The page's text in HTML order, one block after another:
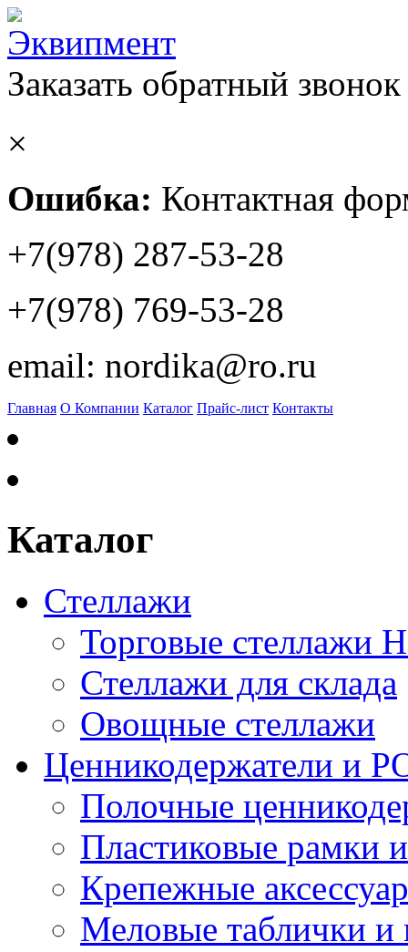
Заказать обратный звонок
×
Ошибка: Контактная
+7(978) 287-53-28
+7(978) 769-53-28
email: nordika@ro.ru
Главная О Компании Каталог Прайс-лист Контакты
Каталог
Стеллажи
Торговые стеллажи
Стеллажи для склада
Овощные стеллажи
Ценникодержатели и
Полочные
Пластиковые рамки
Крепежные
Меловые таблички и